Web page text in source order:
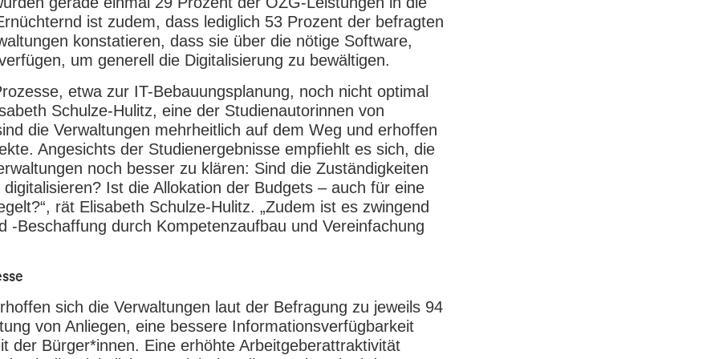
ist zudem, dass lediglich 53 Prozent der befragten
konstatieren, dass sie über die nötige Software,
um generell die Digitalisierung zu bewältigen.
etwa zur IT-Bebauungsplanung, noch nicht optimal
Schulze-Hulitz, eine der Studienautorinnen von
die Verwaltungen mehrheitlich auf dem Weg und erhoffen
Angesichts der Studienergebnisse empfiehlt es sich, die
noch besser zu klären: Sind die Zuständigkeiten
Ist die Allokation der Budgets – auch für eine
rät Elisabeth Schulze-Hulitz. „Zudem ist es zwingend
-Beschaffung durch Kompetenzaufbau und Vereinfachung
sich die Verwaltungen laut der Befragung zu jeweils 94
von Anliegen, eine bessere Informationsverfügbarkeit
der Bürger*innen. Eine erhöhte Arbeitgeberattraktivität